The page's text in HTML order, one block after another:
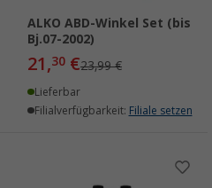
ALKO ABD-Winkel Set (bis
Bj.07-2002)
21,30 €23,99 €
Lieferbar
Filialverfügbarkeit: Filiale setzen